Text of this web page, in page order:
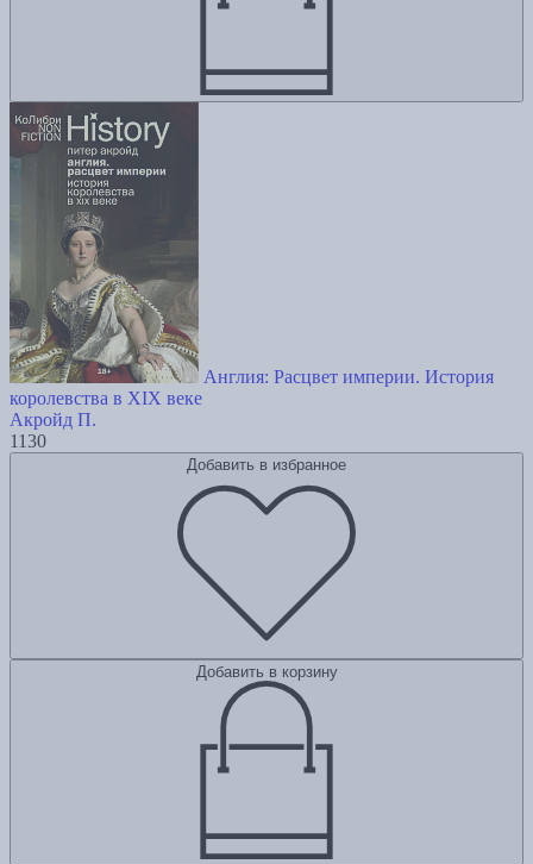
Англия: Расцвет империи. История
королевства в XIX веке
Акройд П.
1130
Добавить в избранное
Добавить в корзину